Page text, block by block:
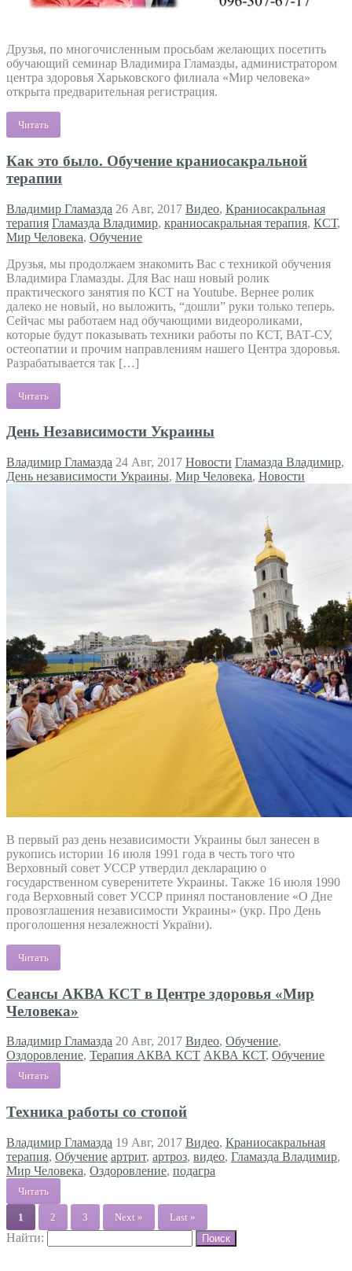
Друзья, по многочисленным просьбам желающих посетить
обучающий семинар Владимира Гламазды, администратором
центра здоровья Харьковского филиала «Мир человека»
открыта предварительная регистрация.
Читать
Как это было. Обучение краниосакральной
терапии
Владимир Гламазда 26 Авг, 2017 Видео, Краниосакральная
терапия Гламазда Владимир, краниосакральная терапия, КСТ,
Мир Человека, Обучение
Друзья, мы продолжаем знакомить Вас с техникой обучения
Владимира Гламазды. Для Вас наш новый ролик
практического занятия по КСТ на Youtube. Вернее ролик
далеко не новый, но выложить, “дошли” руки только теперь.
Сейчас мы работаем над обучающими видеороликами,
которые будут показывать техники работы по КСТ, ВАТ-СУ,
остеопатии и прочим направлениям нашего Центра здоровья.
Разрабатывается так […]
Читать
День Независимости Украины
Владимир Гламазда 24 Авг, 2017 Новости Гламазда Владимир,
День независимости Украины, Мир Человека, Новости
В первый раз день независимости Украины был занесен в
рукопись истории 16 июля 1991 года в честь того что
Верховный совет УССР утвердил декларацию о
государственном суверенитете Украины. Также 16 июля 1990
года Верховный совет УССР принял постановление «О Дне
провозглашения независимости Украины» (укр. Про День
проголошення незалежності України).
Читать
Сеансы АКВА КСТ в Центре здоровья «Мир
Человека»
Владимир Гламазда 20 Авг, 2017 Видео, Обучение,
Оздоровление, Терапия АКВА КСТ АКВА КСТ, Обучение
Читать
Техника работы со стопой
Владимир Гламазда 19 Авг, 2017 Видео, Краниосакральная
терапия, Обучение артрит, артроз, видео, Гламазда Владимир,
Мир Человека, Оздоровление, подагра
Читать
1 2 3 Next » Last »
Найти: